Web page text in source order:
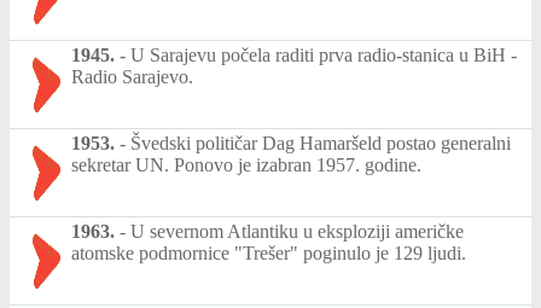
1945. - U Sarajevu počela raditi prva radio-stanica u BiH -
Radio Sarajevo.
1953. - Švedski političar Dag Hamaršeld postao generalni
sekretar UN. Ponovo je izabran 1957. godine.
1963. - U severnom Atlantiku u eksploziji američke
atomske podmornice "Trešer" poginulo je 129 ljudi.